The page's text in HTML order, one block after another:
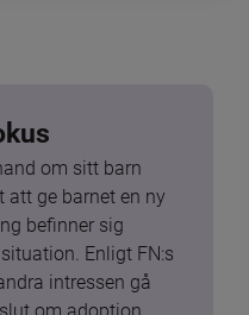
om sitt barn
att ge barnet en ny
befinner sig
Enligt FN:s
intressen gå